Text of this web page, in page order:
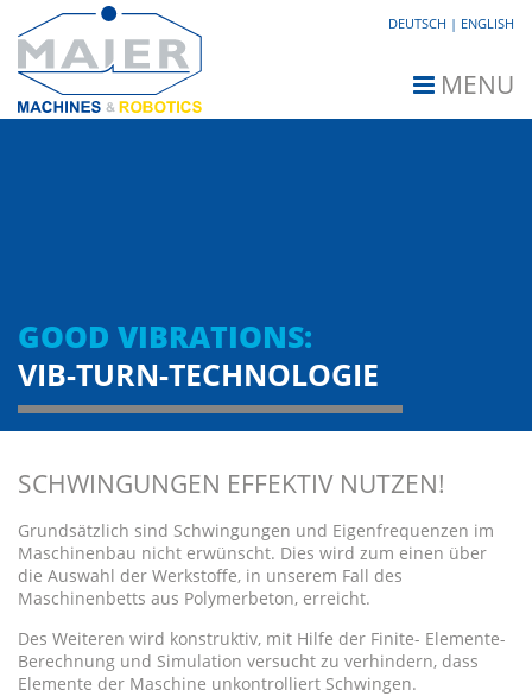
DEUTSCH ENGLISH
GOOD VIBRATIONS:
VIB-TURN-TECHNOLOGIE
SCHWINGUNGEN EFFEKTIV NUTZEN!
Grundsätzlich sind Schwingungen und Eigenfrequenzen im
Maschinenbau nicht erwünscht. Dies wird zum einen über
die Auswahl der Werkstoffe, in unserem Fall des
Maschinenbetts aus Polymerbeton, erreicht.
Des Weiteren wird konstruktiv, mit Hilfe der Finite- Elemente-
Berechnung und Simulation versucht zu verhindern, dass
Elemente der Maschine unkontrolliert Schwingen.